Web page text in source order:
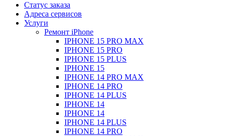
Статус заказа
Адреса сервисов
Услуги
Ремонт iPhone
IPHONE 15 PRO MAX
IPHONE 15 PRO
IPHONE 15 PLUS
IPHONE 15
IPHONE 14 PRO MAX
IPHONE 14 PRO
IPHONE 14 PLUS
IPHONE 14
IPHONE 14
IPHONE 14 PLUS
IPHONE 14 PRO